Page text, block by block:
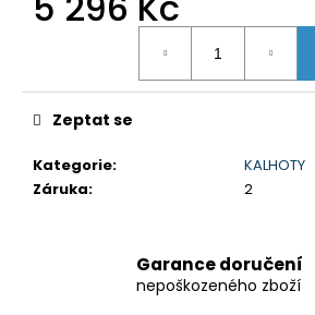
Kategorie:
KALHOTY
Záruka: 2
Zeptat se
Garance doručení
nepoškozeného zboží
m
STROM
259
900